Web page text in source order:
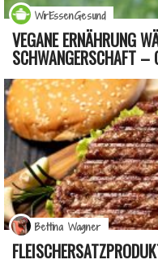
VEGANE ERNÄHRUNG
SCHWANGERSCHAFT –
WirEssenGesund
Bettina Wagner